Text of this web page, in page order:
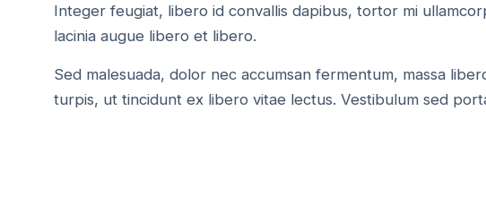
Integer feugiat, libero id convallis dapibus, tortor mi
lacinia augue libero et libero.
Sed malesuada, dolor nec accumsan fermentum, massa
turpis, ut tincidunt ex libero vitae lectus. Vestibulum sed